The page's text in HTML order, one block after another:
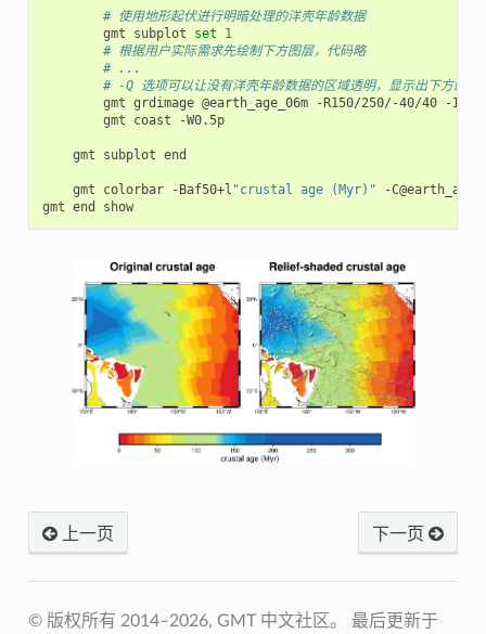
# 使用地形起伏进行明暗处理的洋壳年龄数据
gmt
subplot set
1
# 根据用户实际需求先绘制下方图层，代码略
# ...
# -Q 选项可以让没有洋壳年龄数据的区域透明，显示出下方的图
gmt grdimage @earth_age_06m -R150/250/-40/40
-
gmt
coast -W0.5p
gmt subplot end
gmt colorbar -Baf50+l "crustal age (Myr)"
-
gmt end show
上一页 下一页
© 版权所有 2014–2026, GMT 中文社区。 最后更新于